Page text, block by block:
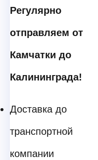
Регулярно
отправляем от
Камчатки до
Калининграда!
Доставка до
транспортной
компании